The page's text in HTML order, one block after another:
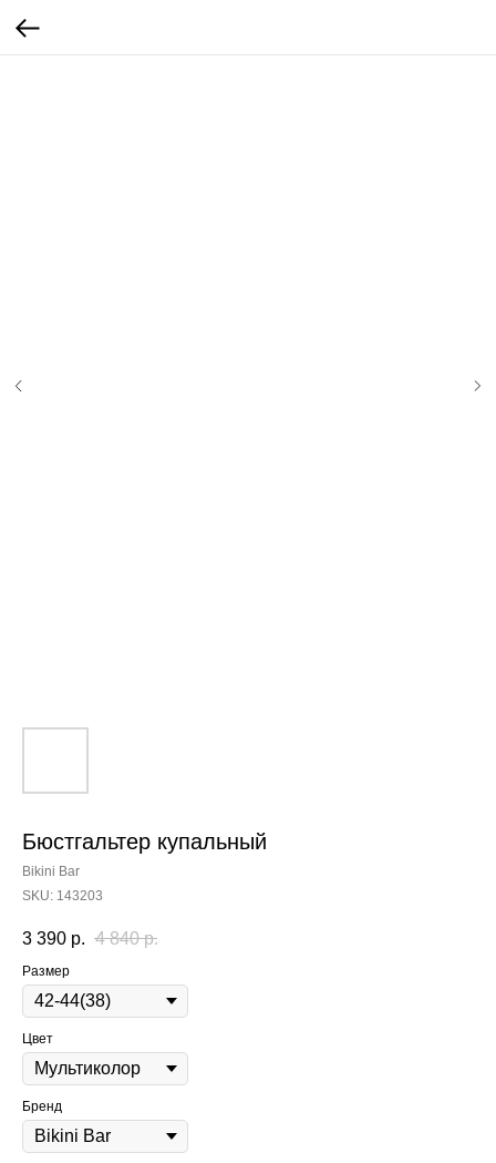
Бюстгальтер купальный
Bikini Bar
SKU: 143203
3 390 р. 4 840 р.
Размер
Цвет
Бренд